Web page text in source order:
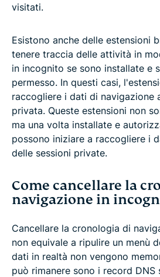
visitati.
Esistono anche delle estensioni
tenere traccia delle attività in
in incognito se sono installate e
permesso. In questi casi,
raccogliere i dati di navigazione
privata. Queste estensioni non
ma una volta installate e
possono iniziare a raccogliere i
delle sessioni private.
Come cancellare la
navigazione in
Cancellare la cronologia di
non equivale a ripulire un menù
dati in realtà non vengono
può rimanere sono i record DNS